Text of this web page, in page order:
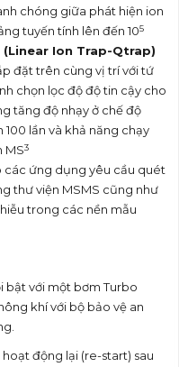
chóng giữa phát hiện ion
tuyến tính lên đến 105
Ion Trap-Qtrap)
đặt trên cùng vị trí với tứ
chọn lọc độ độ tin cậy cho
tăng độ nhạy ở chế độ
lần và khả năng chạy
MS3
ứng dụng yêu cầu quét
thư viện MSMS cũng như
trong các nền mẫu
bật với một bơm Turbo
khí với bộ bảo vệ an
động lại (re-start) sau